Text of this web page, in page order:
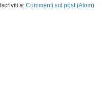
Iscriviti a: Commenti sul post (Atom)